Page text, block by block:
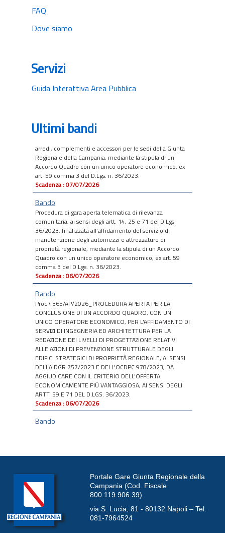
FAQ
Dove siamo
Servizi
Guida Interattiva Area Pubblica
Ultimi bandi
Procedura di gara aperta telematica di rilevanza
Regionale della Campania, mediante la stipula di un
Accordo Quadro con un unico operatore economico, ex
Scadenza : 07/07/2026
Bando
Procedura di gara aperta telematica di rilevanza
comunitaria, ai sensi degli artt. 14, 25 e 71 del D.Lgs.
36/2023, finalizzata all’affidamento del servizio di
manutenzione degli automezzi e attrezzature di
proprietà regionale, mediante la stipula di un Accordo
Quadro con un unico operatore economico, ex art. 59
comma 3 del D.Lgs. n. 36/2023.
Scadenza : 06/07/2026
Bando
Proc 4365/AP/2026_PROCEDURA APERTA PER LA
CONCLUSIONE DI UN ACCORDO QUADRO, CON UN
UNICO OPERATORE ECONOMICO, PER L'AFFIDAMENTO DI
SERVIZI DI INGEGNERIA ED ARCHITETTURA PER LA
REDAZIONE DEI LIVELLI DI PROGETTAZIONE RELATIVI
ALLE AZIONI DI PREVENZIONE STRUTTURALE DEGLI
EDIFICI STRATEGICI DI PROPRIETÀ REGIONALE, AI SENSI
DELLA DGR 757/2023 E DELL'OCDPC 978/2023, DA
AGGIUDICARE CON IL CRITERIO DELL'OFFERTA
ECONOMICAMENTE PIÙ VANTAGGIOSA, AI SENSI DEGLI
ARTT. 59 E 71 DEL D.LGS. 36/2023.
Scadenza : 06/07/2026
Bando
Bando Rettificato -Proc. 4280/AP/2026 - Procedura di
gara aperta telematica, ai sensi degli artt. 25 e 71 del
D.lgs. n. 36/2023, da aggiudicarsi secondo il criterio
dell’offerta economicamente più vantaggiosa, ai sensi
relativo alla progettazione esecutiva e l’esecuzione dei
città della scienza - I° lotto funzionale - CUP:
G68E14000000005.
Scadenza : 04/06/2026
Bando
Procedura di gara aperta telematica di rilevanza
comunitaria, ai sensi degli artt. 14, 25 e 71 del D.Lgs.
Portale Gare Giunta Regionale della
Campania (Cod. Fiscale
800.119.906.39)
via S. Lucia, 81 - 80132 Napoli – Tel.
081-7964524